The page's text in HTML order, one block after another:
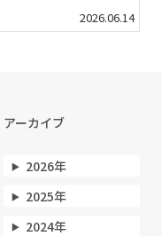
2026.06.14
アーカイブ
2026年
2025年
2024年